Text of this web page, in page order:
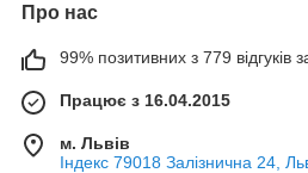
Про нас
99% позитивних з 779 відгуків
Працює з 16.04.2015
м. Львів
Індекс 79018 Залізнична 24,